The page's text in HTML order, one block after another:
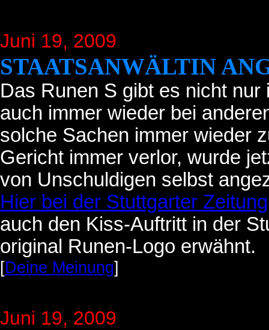
Juni 19, 2009
STAATSANWÄLTIN
Das Runen S gibt es nicht
auch immer wieder bei
solche Sachen immer wieder
Gericht immer verlor, wurde
von Unschuldigen selbst
Hier bei der Stuttgarter Zeitung
auch den Kiss-Auftritt in der
original Runen-Logo erwähnt.
[Deine Meinung]
Juni 19, 2009